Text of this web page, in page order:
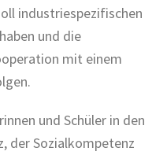
industriespezifischen
und die
mit einem
und Schüler in den
der Sozialkompetenz